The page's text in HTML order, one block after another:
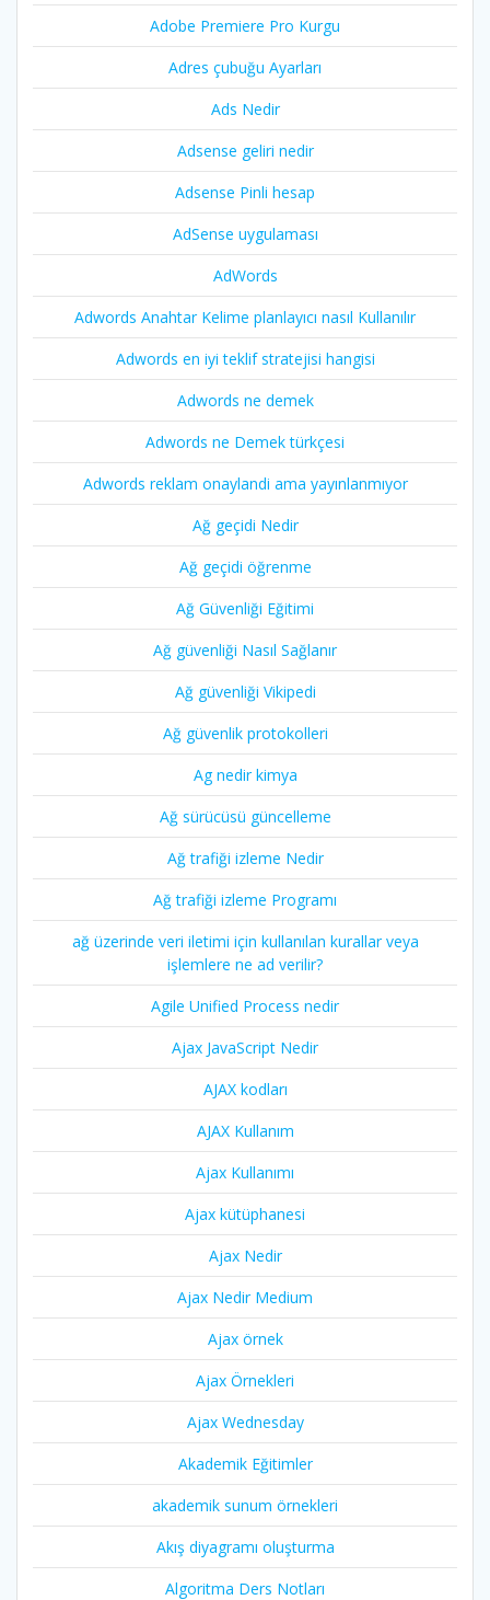
Adobe Premiere Pro Kurgu
Adres çubuğu Ayarları
Ads Nedir
Adsense geliri nedir
Adsense Pinli hesap
AdSense uygulaması
AdWords
Adwords Anahtar Kelime planlayıcı nasıl Kullanılır
Adwords en iyi teklif stratejisi hangisi
Adwords ne demek
Adwords ne Demek türkçesi
Adwords reklam onaylandi ama yayınlanmıyor
Ağ geçidi Nedir
Ağ geçidi öğrenme
Ağ Güvenliği Eğitimi
Ağ güvenliği Nasıl Sağlanır
Ağ güvenliği Vikipedi
Ağ güvenlik protokolleri
Ag nedir kimya
Ağ sürücüsü güncelleme
Ağ trafiği izleme Nedir
Ağ trafiği izleme Programı
ağ üzerinde veri iletimi için kullanılan kurallar veya
işlemlere ne ad verilir?
Agile Unified Process nedir
Ajax JavaScript Nedir
AJAX kodları
AJAX Kullanım
Ajax Kullanımı
Ajax kütüphanesi
Ajax Nedir
Ajax Nedir Medium
Ajax örnek
Ajax Örnekleri
Ajax Wednesday
Akademik Eğitimler
akademik sunum örnekleri
Akış diyagramı oluşturma
Algoritma Ders Notları